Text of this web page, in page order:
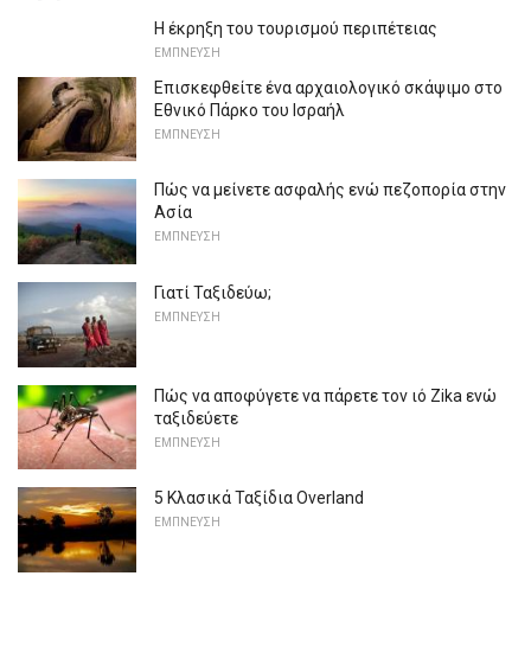
Η έκρηξη του τουρισμού περιπέτειας
ΕΜΠΝΕΥΣΗ
Επισκεφθείτε ένα αρχαιολογικό σκάψιμο στο
Εθνικό Πάρκο του Ισραήλ
ΕΜΠΝΕΥΣΗ
Πώς να μείνετε ασφαλής ενώ πεζοπορία στην
Ασία
ΕΜΠΝΕΥΣΗ
Γιατί Ταξιδεύω;
ΕΜΠΝΕΥΣΗ
Πώς να αποφύγετε να πάρετε τον ιό Zika ενώ
ταξιδεύετε
ΕΜΠΝΕΥΣΗ
5 Κλασικά Ταξίδια Overland
ΕΜΠΝΕΥΣΗ